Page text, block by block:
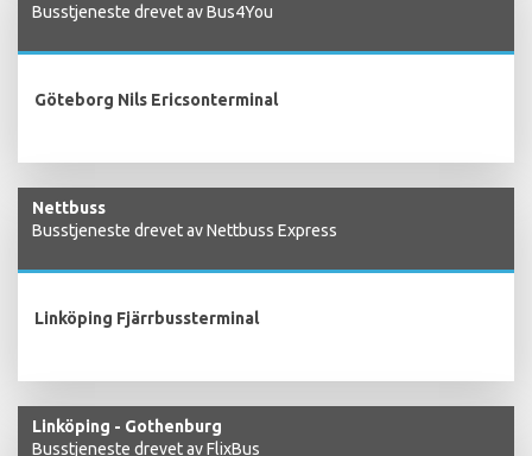
Busstjeneste drevet av Bus4You
Göteborg Nils Ericsonterminal
Nettbuss
Busstjeneste drevet av Nettbuss Express
Linköping Fjärrbussterminal
Linköping - Gothenburg
Busstjeneste drevet av FlixBus